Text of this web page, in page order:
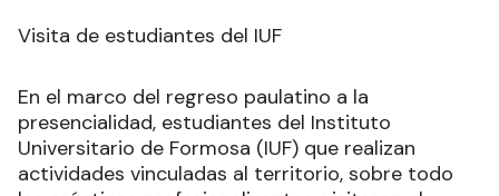
Visita de estudiantes del IUF
En el marco del regreso paulatino a la
presencialidad, estudiantes del Instituto
Universitario de Formosa (IUF) que realizan
actividades vinculadas al territorio, sobre todo